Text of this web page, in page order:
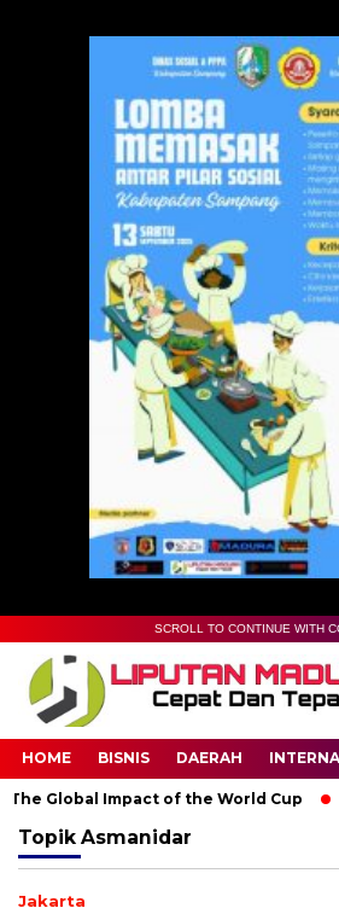
SCROLL TO CONTINUE WITH
HOME BISNIS DAERAH
Global Impact of the World Cup
Topik Asmanidar
Jakarta